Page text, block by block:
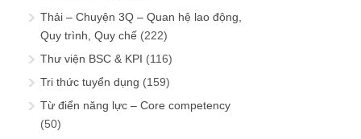
Thải – Chuyện 3Q – Quan hệ lao động,
Quy trình, Quy chế (222)
Thư viện BSC & KPI (116)
Tri thức tuyển dụng (159)
Từ điển năng lực – Core competency
(50)